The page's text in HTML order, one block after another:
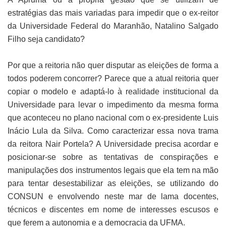
estratégias das mais variadas para impedir que o ex-reitor
da Universidade Federal do Maranhão, Natalino Salgado
Filho seja candidato?
Por que a reitoria não quer disputar as eleições de forma a
todos poderem concorrer? Parece que a atual reitoria quer
copiar o modelo e adaptá-lo à realidade institucional da
Universidade para levar o impedimento da mesma forma
que aconteceu no plano nacional com o ex-presidente Luis
Inácio Lula da Silva. Como caracterizar essa nova trama
da reitora Nair Portela? A Universidade precisa acordar e
posicionar-se sobre as tentativas de conspirações e
manipulações dos instrumentos legais que ela tem na mão
para tentar desestabilizar as eleições, se utilizando do
CONSUN e envolvendo neste mar de lama docentes,
técnicos e discentes em nome de interesses escusos e
que ferem a autonomia e a democracia da UFMA.